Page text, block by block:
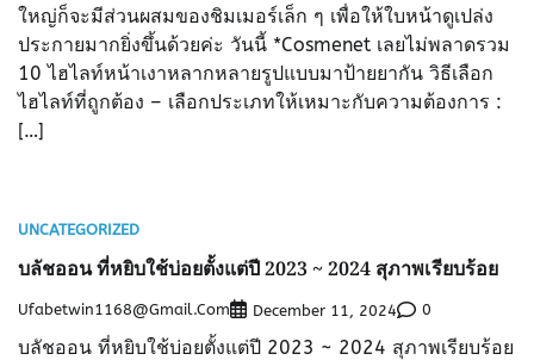
ใหญ่ก็จะมีส่วนผสมของชิมเมอร์เล็ก ๆ เพื่อให้ใบหน้าดูเปล่ง
ประกายมากยิ่งขึ้นด้วยค่ะ วันนี้ *Cosmenet เลยไม่พลาดรวม
10 ไฮไลท์หน้าเงาหลากหลายรูปแบบมาป้ายยากัน วิธีเลือก
ไฮไลท์ที่ถูกต้อง – เลือกประเภทให้เหมาะกับความต้องการ :
[…]
UNCATEGORIZED
บลัชออน ที่หยิบใช้บ่อยตั้งแต่ปี 2023 ~ 2024 สุภาพเรียบร้อย
Ufabetwin1168@gmail.com December 11, 2024 0
บลัชออน ที่หยิบใช้บ่อยตั้งแต่ปี 2023 ~ 2024 สุภาพเรียบร้อย